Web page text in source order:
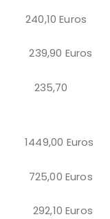
Euros
Euros
Euros
Euros
Euros